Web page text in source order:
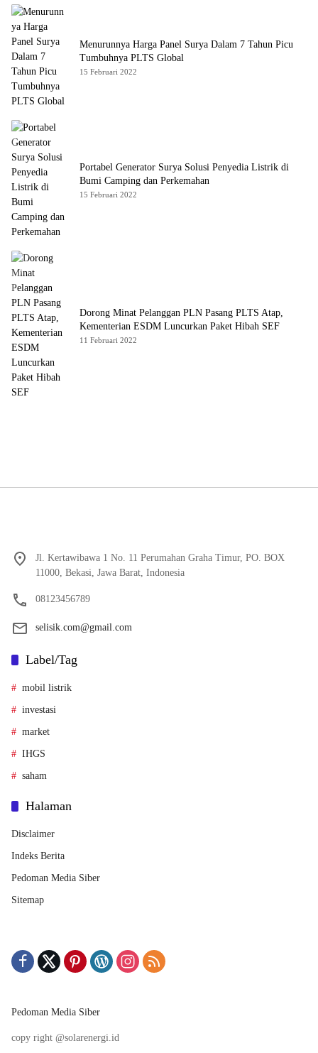
Menurunnya Harga Panel Surya Dalam 7 Tahun Picu
Tumbuhnya PLTS Global
15 Februari 2022
Portabel Generator Surya Solusi Penyedia Listrik di
Bumi Camping dan Perkemahan
15 Februari 2022
Dorong Minat Pelanggan PLN Pasang PLTS Atap,
Kementerian ESDM Luncurkan Paket Hibah SEF
11 Februari 2022
Jl. Kertawibawa 1 No. 11 Perumahan Graha Timur, PO. BOX
11000, Bekasi, Jawa Barat, Indonesia
08123456789
selisik.com@gmail.com
Label/Tag
mobil listrik
investasi
market
IHGS
saham
Halaman
Disclaimer
Indeks Berita
Pedoman Media Siber
Sitemap
Pedoman Media Siber
copy right @solarenergi.id